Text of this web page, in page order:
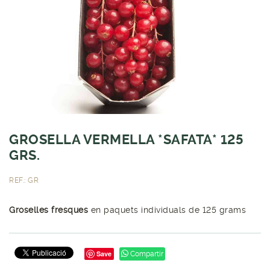
GROSELLA VERMELLA *SAFATA* 125
GRS.
REF.: GR
Groselles fresques en paquets individuals de 125 grams
Save Compartir